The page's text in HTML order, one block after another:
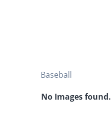
Baseball
No Images found.